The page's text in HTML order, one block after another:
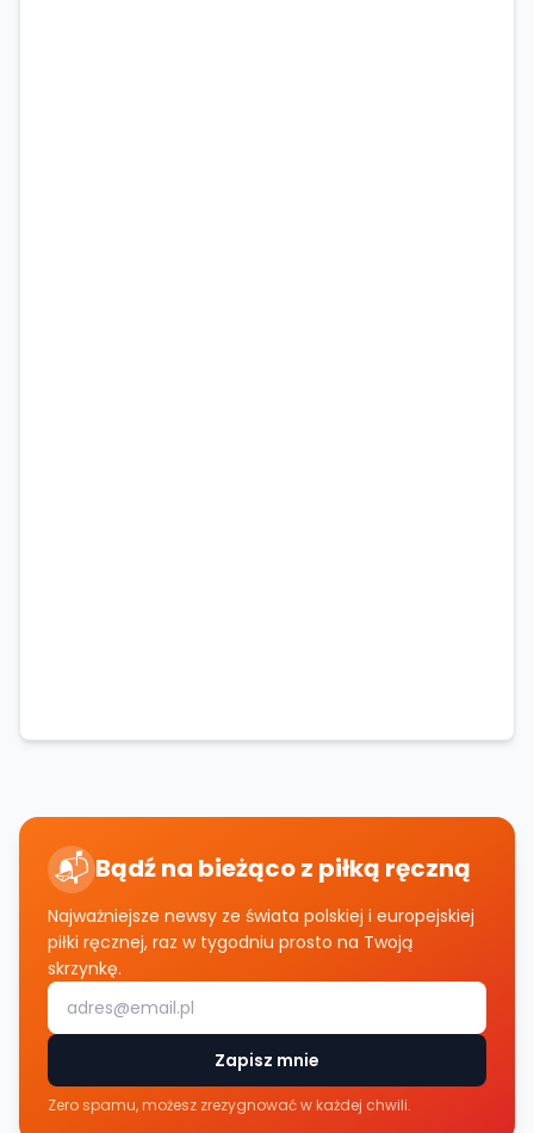
📬 Bądź na bieżąco z piłką ręczną
Najważniejsze newsy ze świata polskiej i europejskiej
piłki ręcznej, raz w tygodniu prosto na Twoją
skrzynkę.
Zapisz mnie
Zero spamu, możesz zrezygnować w każdej chwili.